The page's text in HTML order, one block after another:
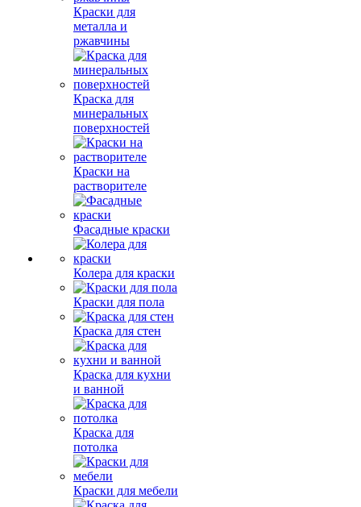
Краски для
металла и
ржавчины
Краска для
минеральных
поверхностей
Краски на
растворителе
Фасадные краски
Колера для краски
Краски для пола
Краска для стен
Краска для кухни
и ванной
Краска для
потолка
Краски для мебели